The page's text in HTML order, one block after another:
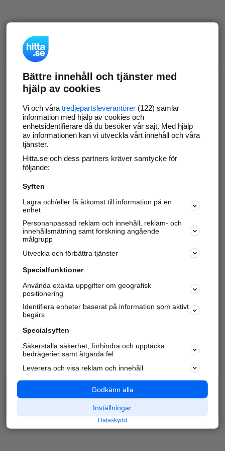
Bättre innehåll och tjänster med
hjälp av cookies
Vi och våra tredjepartsleverantörer(122) samlar
information med hjälp av cookies och
enhetsidentifierare då du besöker vår sajt. Med hjälp
av informationen kan vi utveckla vårt innehåll och våra
tjänster.
Hitta.se och dess partners kräver samtycke för
följande:
Syften
Lagra och/eller få åtkomst till information på en
enhet
Personanpassad reklam och innehåll, reklam- och
innehållsmätning samt forskning angående
målgrupp
Utveckla och förbättra tjänster
Specialfunktioner
Använda exakta uppgifter om geografisk
positionering
Identifiera enheter baserat på information som aktivt
begärs
Specialsyften
Säkerställa säkerhet, förhindra och upptäcka
bedrägerier samt åtgärda fel
Leverera och visa reklam och innehåll
Godkänn alla
Inställningar
Dataskydd